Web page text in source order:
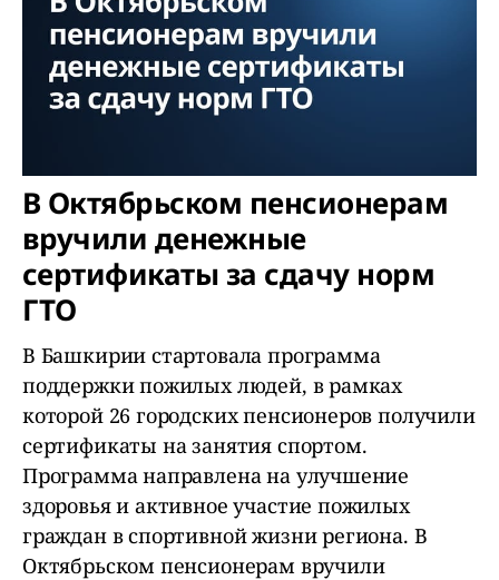
В Октябрьском пенсионерам
вручили денежные
сертификаты за сдачу норм
ГТО
В Башкирии стартовала программа
поддержки пожилых людей, в рамках
которой 26 городских пенсионеров получили
сертификаты на занятия спортом.
Программа направлена на улучшение
здоровья и активное участие пожилых
граждан в спортивной жизни региона. В
Октябрьском пенсионерам вручили